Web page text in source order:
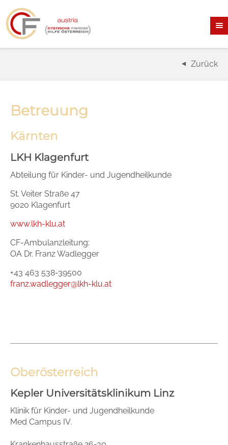
Zurück
Betreuung
Kärnten
LKH Klagenfurt
Abteilung für Kinder- und Jugendheilkunde
St. Veiter Straße 47
9020 Klagenfurt
www.lkh-klu.at
CF-Ambulanzleitung:
OA Dr. Franz Wadlegger
+43 463 538-39500
franz.wadlegger@lkh-klu.at
Oberösterreich
Kepler Universitätsklinikum Linz
Klinik für Kinder- und Jugendheilkunde
Med Campus IV.